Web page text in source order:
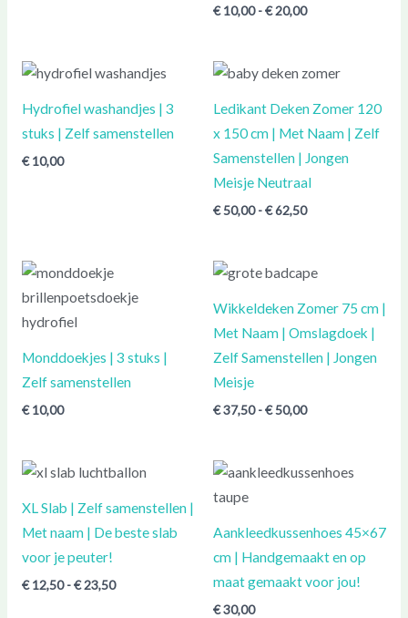
€10,00 -€20,00
Hydrofiel washandjes | 3
stuks | Zelf samenstellen
€10,00
Ledikant Deken Zomer 120
x 150 cm | Met Naam | Zelf
Samenstellen | Jongen
Meisje Neutraal
€50,00 -€62,50
Prijsklasse:
tot
€ 62,50
Monddoekjes | 3 stuks |
Zelf samenstellen
€10,00
Wikkeldeken Zomer 75 cm |
Met Naam | Omslagdoek |
Zelf Samenstellen | Jongen
Meisje
€37,50 -€50,00
Prijsklasse:
€ 50,00
XL Slab | Zelf samenstellen |
Met naam | De beste slab
voor je peuter!
€12,50 -€23,50
Prijsklasse:
€ 23,50
Aankleedkussenhoes 45×67
cm | Handgemaakt en op
maat gemaakt voor jou!
€30,00